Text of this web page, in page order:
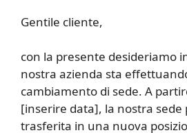
Gentile cliente,
con la presente desideriamo
nostra azienda sta
cambiamento di sede. A
[inserire data], la nostra sede
trasferita in una nuova